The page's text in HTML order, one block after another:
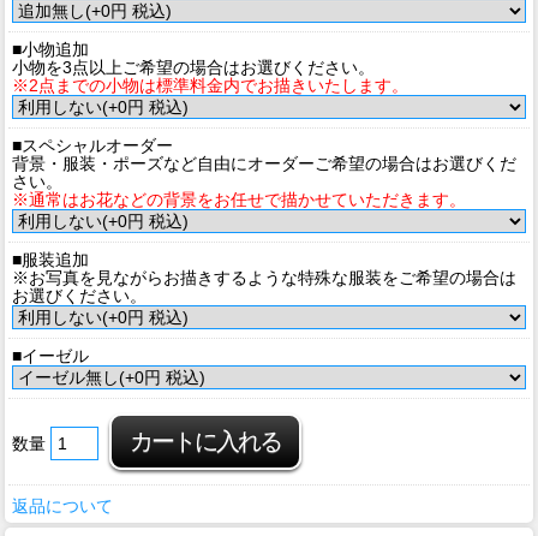
■小物追加
小物を3点以上ご希望の場合はお選びください。
※2点までの小物は標準料金内でお描きいたします。
■スペシャルオーダー
背景・服装・ポーズなど自由にオーダーご希望の場合はお選びくだ
さい。
※通常はお花などの背景をお任せで描かせていただきます。
■服装追加
※お写真を見ながらお描きするような特殊な服装をご希望の場合は
お選びください。
■イーゼル
数量
返品について